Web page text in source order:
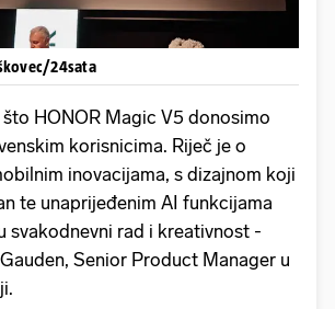
24sata
HONOR Magic V5 donosimo
korisnicima. Riječ je o
inovacijama, s dizajnom koji
te unaprijeđenim AI funkcijama
svakodnevni rad i kreativnost -
Senior Product Manager u